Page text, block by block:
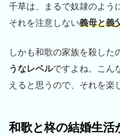
千草は、まるで奴隷のよう
それを注意しない義母と義
しかも和歌の家族を殺した
うなレベルですよね。こん
えると思うので、それを楽
和歌と柊の結婚生活